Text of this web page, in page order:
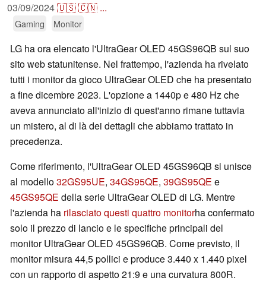
03/09/2024🇺🇸🇨🇳 ...
Gaming Monitor
LG ha ora elencato l'UltraGear OLED 45GS96QB sul suo
sito web statunitense. Nel frattempo, l'azienda ha rivelato
tutti i monitor da gioco UltraGear OLED che ha presentato
a fine dicembre 2023. L'opzione a 1440p e 480 Hz che
aveva annunciato all'inizio di quest'anno rimane tuttavia
un mistero, al di là dei dettagli che abbiamo trattato in
precedenza.
Come riferimento, l'UltraGear OLED 45GS96QB si unisce
al modello32GS95UE, 34GS95QE, 39GS95QE e
45GS95QE della serie UltraGear OLED di LG. Mentre
l'azienda ha rilasciato questi quattro monitorha confermato
solo il prezzo di lancio e le specifiche principali del
monitor UltraGear OLED 45GS96QB. Come previsto, il
monitor misura 44,5 pollici e produce 3.440 x 1.440 pixel
con un rapporto di aspetto 21:9 e una curvatura 800R.